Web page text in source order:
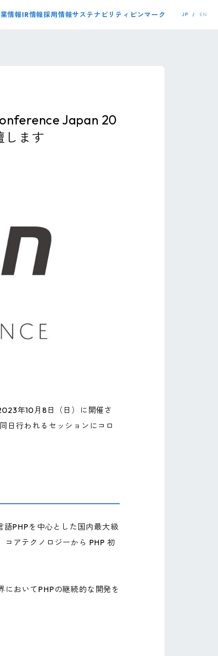
情報IR情報採用情報サステナビリティ ピンマーク JP EN
Japan 20
します
年10月8日（日）に開催さ
日行われるセッションにコロ
PHPを中心とした国内最大級
アテクノロジーから PHP 初
おいてPHPの継続的な開発を